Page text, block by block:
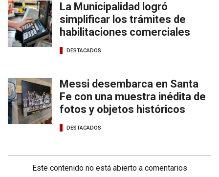
La Municipalidad logró
simplificar los trámites de
habilitaciones comerciales
DESTACADOS
Messi desembarca en Santa
Fe con una muestra inédita de
fotos y objetos históricos
DESTACADOS
Este contenido no está abierto a comentarios